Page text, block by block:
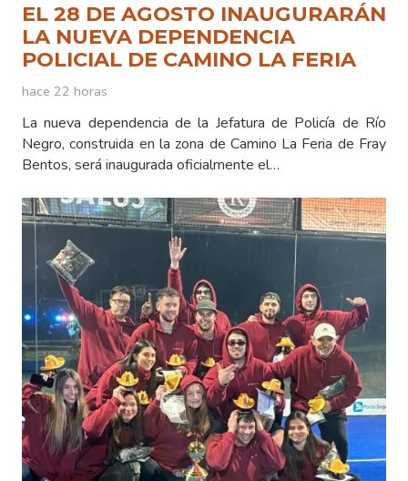
EL 28 DE AGOSTO INAUGURARÁN
LA NUEVA DEPENDENCIA
POLICIAL DE CAMINO LA FERIA
hace 22 horas
La nueva dependencia de la Jefatura de Policía de Río
Negro, construida en la zona de Camino La Feria de Fray
Bentos, será inaugurada oficialmente el…